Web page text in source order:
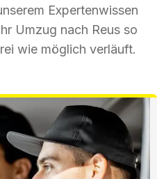
Expertenwissen
Umzug nach Reus so
wie möglich verläuft.